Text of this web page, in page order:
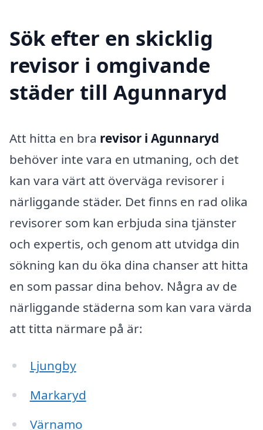
Sök efter en skicklig
revisor i omgivande
städer till Agunnaryd
Att hitta en bra revisor i Agunnaryd
behöver inte vara en utmaning, och det
kan vara värt att överväga revisorer i
närliggande städer. Det finns en rad olika
revisorer som kan erbjuda sina tjänster
och expertis, och genom att utvidga din
sökning kan du öka dina chanser att hitta
en som passar dina behov. Några av de
närliggande städerna som kan vara värda
att titta närmare på är:
Ljungby
Markaryd
Värnamo